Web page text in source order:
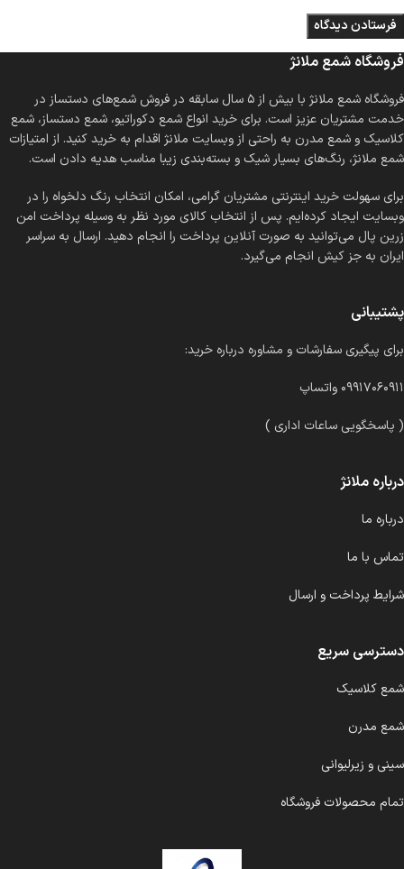
فروشگاه شمع ملانژ
فروشگاه شمع ملانژ با بیش از ۵ سال سابقه در فروش شمع‌های دستساز در
خدمت مشتریان عزیز است. برای خرید انواع شمع دکوراتیو، شمع دستساز، شمع
کلاسیک و شمع مدرن به راحتی از وبسایت ملانژ اقدام به خرید کنید. از امتیازات
شمع ملانژ، رنگ‌های بسیار شیک و بسته‌بندی زیبا مناسب هدیه دادن است.
برای سهولت خرید اینترنتی مشتریان گرامی، امکان انتخاب رنگ دلخواه را در
وبسایت ایجاد کرده‌ایم. پس از انتخاب کالای مورد نظر به وسیله پرداخت امن
زرین پال می‌توانید به صورت آنلاین پرداخت را انجام دهید. ارسال به سراسر
ایران به جز کیش انجام می‌گیرد.
پشتیبانی
برای پیگیری سفارشات و مشاوره درباره خرید:
۰۹۹۱۷۰۶۰۹۱۱ واتساپ
( پاسخگویی ساعات اداری )
درباره ملانژ
درباره ما
تماس با ما
شرایط پرداخت و ارسال
دسترسی سریع
شمع کلاسیک
شمع مدرن
سینی و زیرلیوانی
تمام محصولات فروشگاه